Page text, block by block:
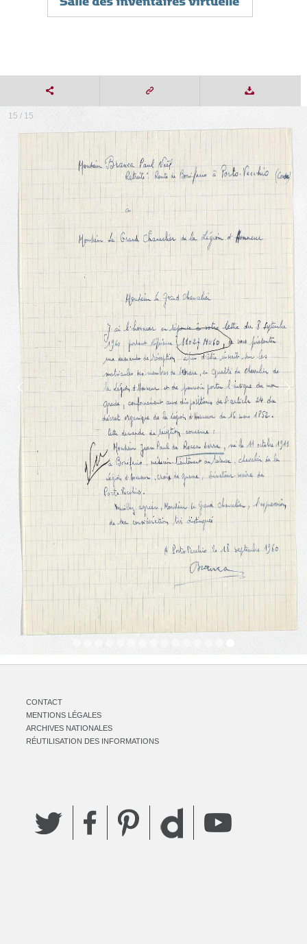
15 / 15
CONTACT
MENTIONS LÉGALES
ARCHIVES NATIONALES
RÉUTILISATION DES INFORMATIONS